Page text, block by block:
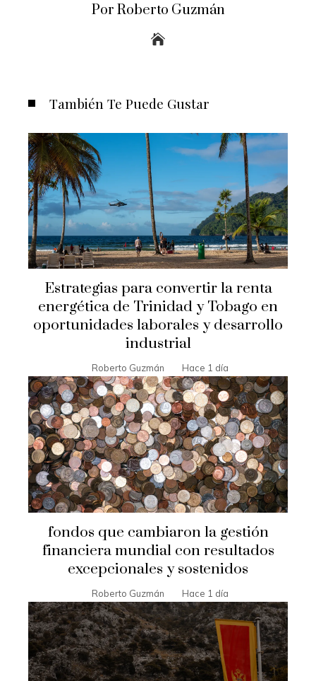
Por Roberto Guzmán
También Te Puede Gustar
Estrategias para convertir la renta
energética de Trinidad y Tobago en
oportunidades laborales y desarrollo
industrial
Roberto Guzmán Hace 1 día
fondos que cambiaron la gestión
financiera mundial con resultados
excepcionales y sostenidos
Roberto Guzmán Hace 1 día